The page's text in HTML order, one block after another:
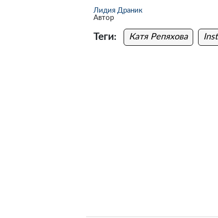
Лидия Драник
Автор
Теги: Катя Репяхова